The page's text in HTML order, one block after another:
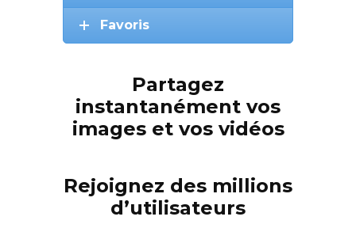
Favoris
Partagez
instantanément vos
images et vos vidéos
Rejoignez des millions
d’utilisateurs